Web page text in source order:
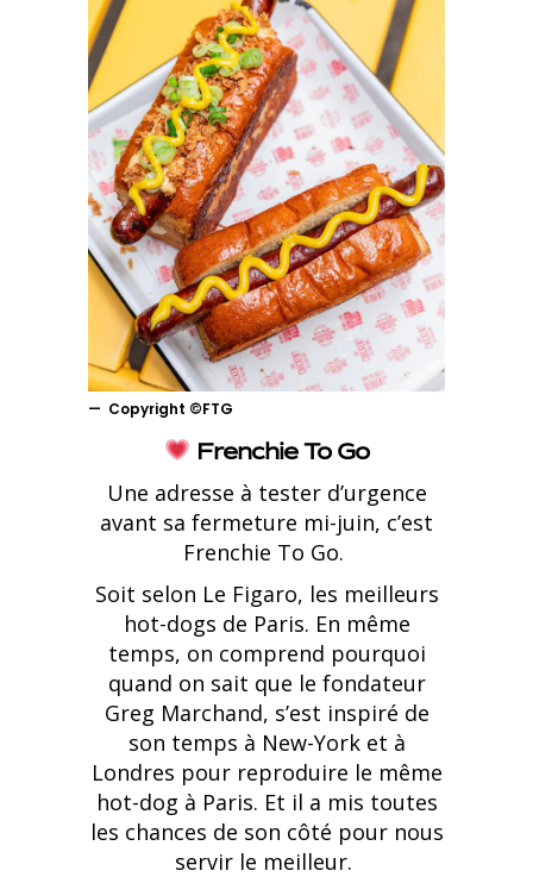
Copyright ©FTG
Frenchie To Go
Une adresse à tester d’urgence
avant sa fermeture mi-juin, c’est
Frenchie To Go.
Soit selon Le Figaro, les meilleurs
hot-dogs de Paris. En même
temps, on comprend pourquoi
quand on sait que le fondateur
Greg Marchand, s’est inspiré de
son temps à New-York et à
Londres pour reproduire le même
hot-dog à Paris. Et il a mis toutes
les chances de son côté pour nous
servir le meilleur.